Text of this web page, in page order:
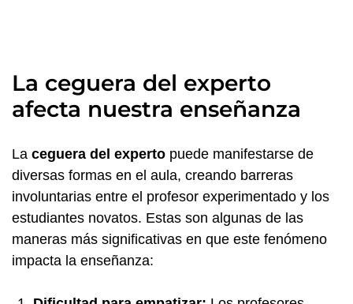
La ceguera del experto
afecta nuestra enseñanza
La ceguera del experto puede manifestarse de
diversas formas en el aula, creando barreras
involuntarias entre el profesor experimentado y los
estudiantes novatos. Estas son algunas de las
maneras más significativas en que este fenómeno
impacta la enseñanza: